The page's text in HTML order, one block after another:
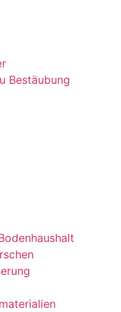
Bestäubung